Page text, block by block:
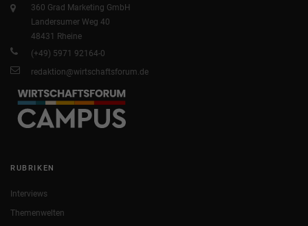
360 Grad Marketing GmbH
Landersumer Weg 40
48431 Rheine
(+49) 5971 92164-0
redaktion@wirtschaftsforum.de
RUBRIKEN
Interviews
Themenwelten